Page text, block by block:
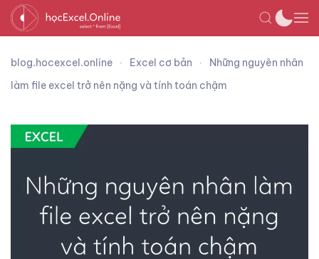
blog.hocexcel.online Excel cơ bản
Những nguyên nhân
làm file excel trở nên nặng và tính toán chậm